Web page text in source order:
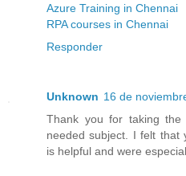
Azure Training in Chennai
RPA courses in Chennai
Responder
Unknown 16 de
Thank you for taking
needed subject. I felt that
is helpful and were